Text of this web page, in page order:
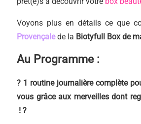
Voyons plus en détails ce que
Provençalede la Biotyfull Box de
Au Programme :
? 1 routine journalière complète
vous grâce aux merveilles dont
! ?